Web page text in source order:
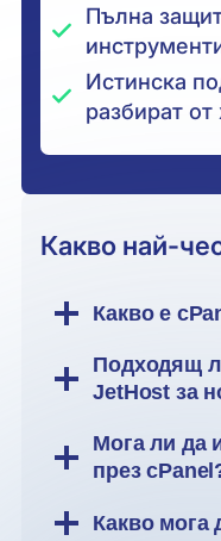
Пълна
Истинска
разбират от
Какво най-
Какво е
Подходящ
JetHost за
Мога ли да
през
Какво мога